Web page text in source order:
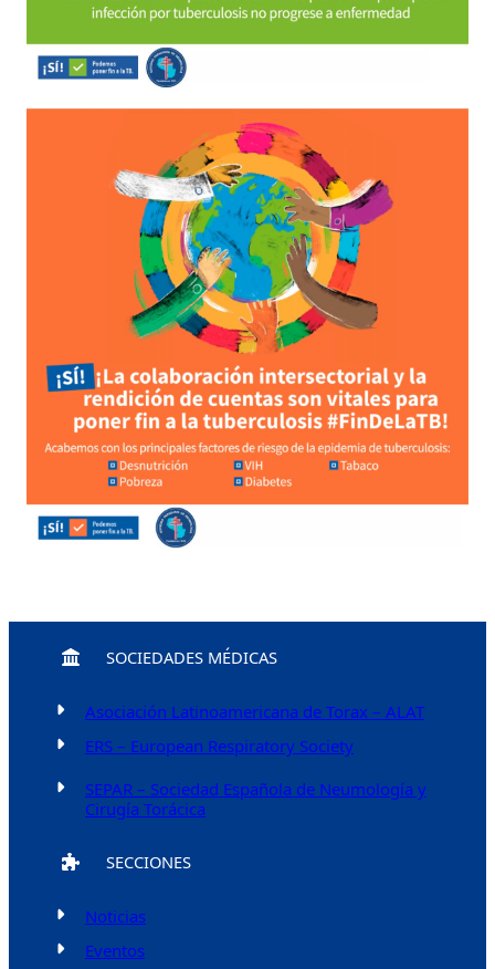
SOCIEDADES MÉDICAS
Asociación Latinoamericana de Torax – ALAT
ERS – European Respiratory Society
SEPAR – Sociedad Española de Neumología y
Cirugía Torácica
SECCIONES
Noticias
Eventos